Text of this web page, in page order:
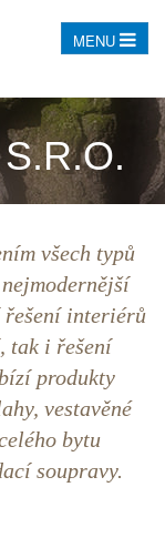
MENU
všech typů
řešení interiérů
tak i řešení
produkty
vestavěné
bytu
soupravy.